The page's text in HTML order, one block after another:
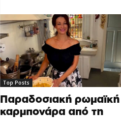
Top Posts
Παραδοσιακή ρωμαϊκή
καρμπονάρα από τη